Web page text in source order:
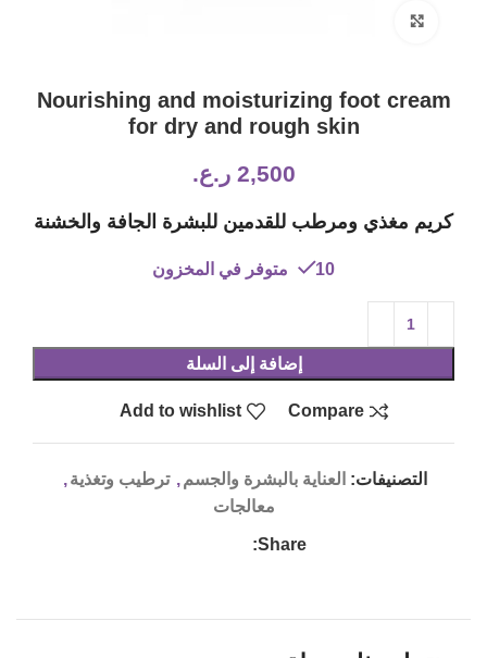
Nourishing and moisturizing foot cream
for dry and rough skin
2,500 ر.ع.
كريم مغذي ومرطب للقدمين للبشرة الجافة والخشنة
10 متوفر في المخزون
إضافة إلى السلة
Compare
Add to wishlist
التصنيفات: العناية بالبشرة والجسم , ترطيب وتغذية ,
معالجات
Share: